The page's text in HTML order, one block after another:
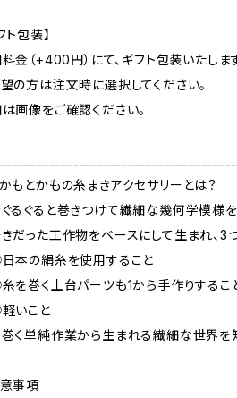
ト包装】
金（+400円）にて、ギフト包装いたします
の方は注文時に選択してください。
画像をご確認ください。
もとかもの糸まきアクセサリーとは？
るぐると巻きつけて繊細な幾何学模様
だった工作物をベースにして生まれ、3
本の絹糸を使用すること
を巻く土台パーツも1から手作りするこ
いこと
く単純作業から生まれる繊細な世界を
事項